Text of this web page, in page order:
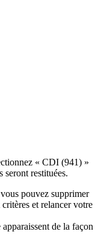
« CDI (941) »
restituées.
pouvez supprimer
et relancer votre
de la façon